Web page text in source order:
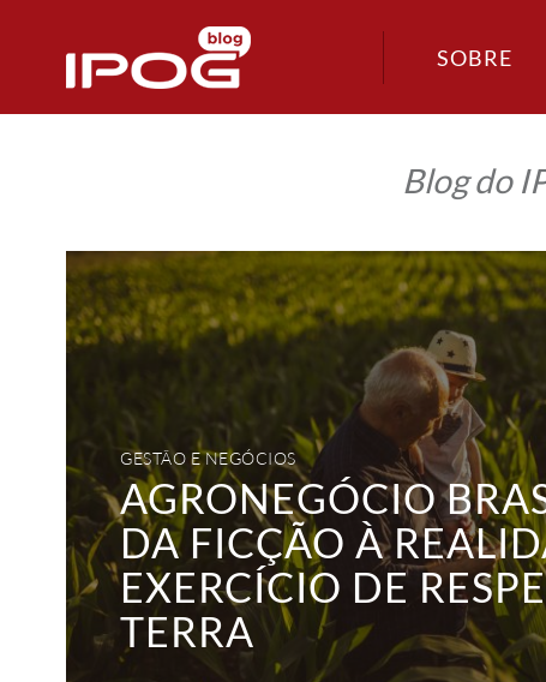
SOBRE
Blog do
Agronegócio
Brasileiro
da
ficção
à
realidade:
GESTÃO E NEGÓCIOS
AGRONEGÓCIO
DA FICÇÃO À
EXERCÍCIO DE
TERRA